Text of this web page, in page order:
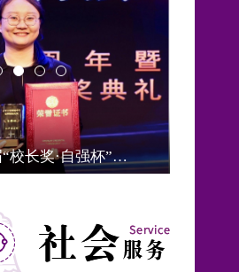
清华附中第四届“校长奖·自强杯”获奖教师——张梦甜